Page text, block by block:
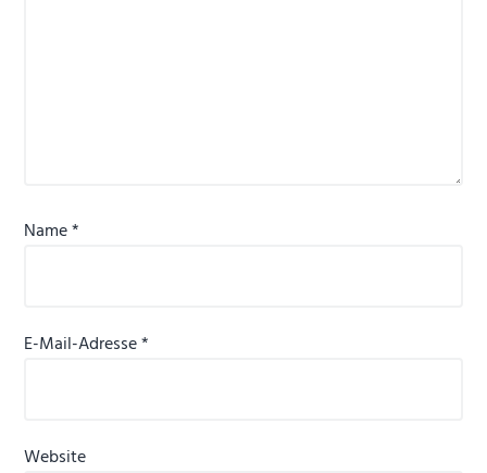
Name*
E-Mail-Adresse*
Website